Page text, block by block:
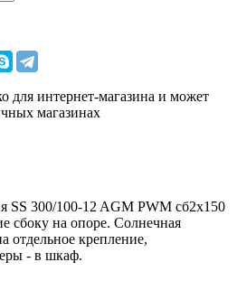
для интернет-магазина и может
магазинах
SS 300/100-12 AGM PWM сб2x150
сбоку на опоре. Солнечная
отдельное крепление,
- в шкаф.